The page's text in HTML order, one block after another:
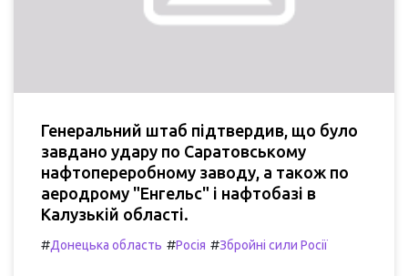
Генеральний штаб підтвердив, що було
завдано удару по Саратовському
нафтопереробному заводу, а також по
аеродрому "Енгельс" і нафтобазі в
Калузькій області.
#Донецька область #Росія #Збройні сили Росії